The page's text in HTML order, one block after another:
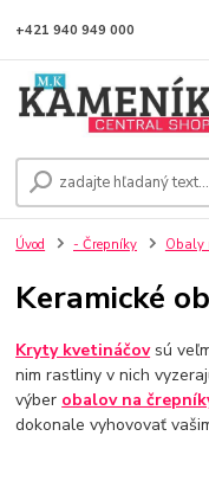
+421 940 949 000
Úvod - Črepníky Obaly
Keramické
Kryty kvetináčovsú
nim rastliny v nich
výber obalov na
dokonale vyhovovať